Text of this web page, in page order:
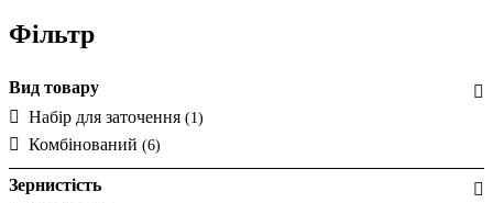
Фільтр
Вид товару
Набір для заточення (1)
Комбінований (6)
Зернистість